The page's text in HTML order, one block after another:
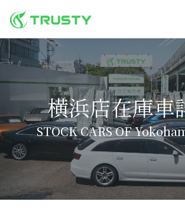
横浜店在庫車
STOCK CARS OF